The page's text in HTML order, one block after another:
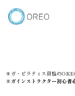
ヨガ・ピラティス資格の
ヨガインストラクター初心